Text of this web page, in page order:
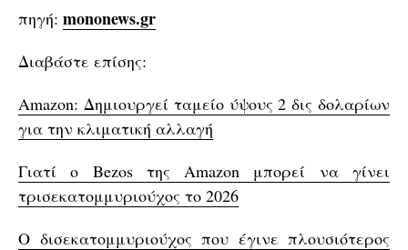
πηγή: mononews.gr
Διαβάστε επίσης:
Amazon: Δημιουργεί ταμείο ύψους 2 δις δολαρίων
για την κλιματική αλλαγή
Γιατί ο Bezos της Amazon μπορεί να γίνει
τρισεκατομμυριούχος το 2026
O δισεκατομμυριούχος που έγινε πλουσιότερος